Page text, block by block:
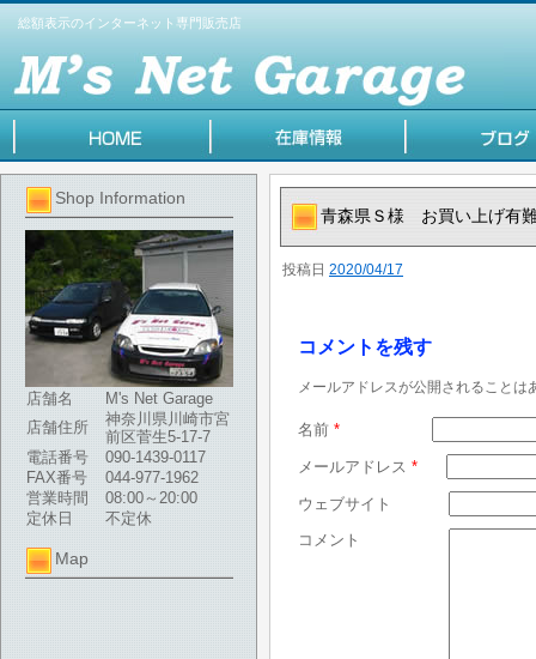
総額表示のインターネット専門販売店
Shop Information
店舗名
M's Net Garage
店舗住所
神奈川県川崎市宮
前区菅生5-17-7
電話番号
090-1439-0117
FAX番号
044-977-1962
営業時間
08:00～20:00
定休日
不定休
Map
青森県Ｓ様 お買い上げ有
投稿日 2020/04/17
コメントを残す
メールアドレスが公開されることは
名前 *
メールアドレス *
ウェブサイト
コメント